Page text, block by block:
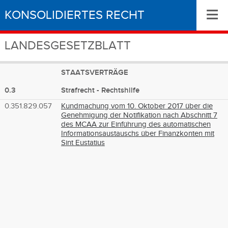
KONSOLIDIERTES RECHT
LANDESGESETZBLATT
≡
STAATSVERTRÄGE
0.3
Strafrecht - Rechtshilfe
0.351.829.057
Kundmachung vom 10. Oktober 2017 über die
Genehmigung der Notifikation nach Abschnitt 7
des MCAA zur Einführung des automatischen
Informationsaustauschs über Finanzkonten mit
Sint Eustatius